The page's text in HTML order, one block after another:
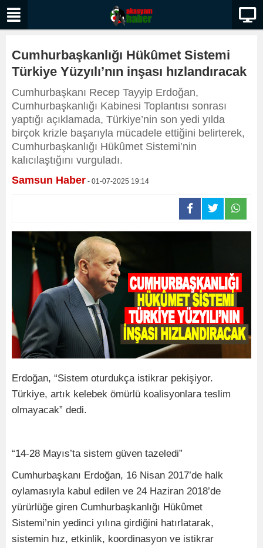
Cumhurbaşkanlığı Hükûmet Sistemi
Türkiye Yüzyılı’nın inşası hızlandıracak
Cumhurbaşkanı Recep Tayyip Erdoğan,
Cumhurbaşkanlığı Kabinesi Toplantısı sonrası
yaptığı açıklamada, Türkiye’nin son yedi yılda
birçok krizle başarıyla mücadele ettiğini belirterek,
Cumhurbaşkanlığı Hükûmet Sistemi’nin
kalıcılaştığını vurguladı.
Samsun Haber - 01-07-2025 19:14
Erdoğan, “Sistem oturdukça istikrar pekişiyor.
Türkiye, artık kelebek ömürlü koalisyonlara teslim
olmayacak” dedi.
“14-28 Mayıs’ta sistem güven tazeledi”
Cumhurbaşkanı Erdoğan, 16 Nisan 2017’de halk
oylamasıyla kabul edilen ve 24 Haziran 2018’de
yürürlüğe giren Cumhurbaşkanlığı Hükûmet
Sistemi’nin yedinci yılına girdiğini hatırlatarak,
sistemin hız, etkinlik, koordinasyon ve istikrar